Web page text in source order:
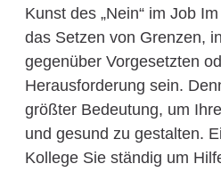
Kunst des „Nein“ im Job
das Setzen von Grenzen,
gegenüber Vorgesetzten
Herausforderung sein.
größter Bedeutung, um
und gesund zu gestalten.
Kollege Sie ständig um